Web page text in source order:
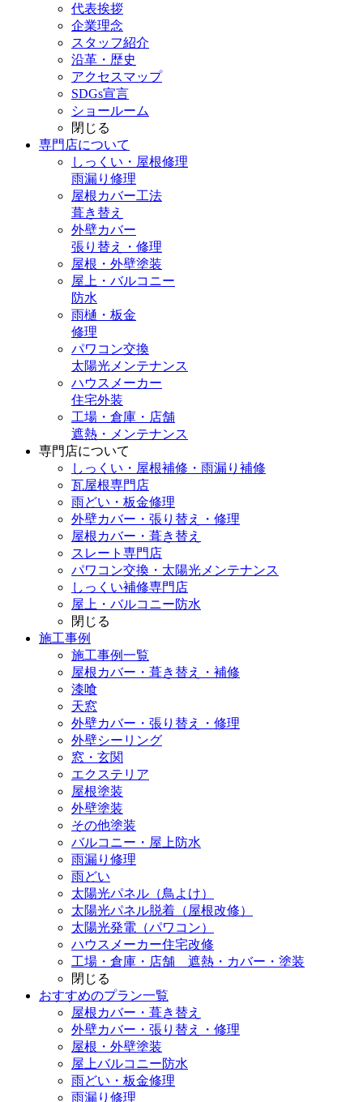
代表挨拶
企業理念
スタッフ紹介
沿革・歴史
アクセスマップ
SDGs宣言
ショールーム
閉じる
専門店について
しっくい・屋根修理
雨漏り修理
屋根カバー工法
葺き替え
外壁カバー
張り替え・修理
屋根・外壁塗装
屋上・バルコニー
防水
雨樋・板金
修理
パワコン交換
太陽光メンテナンス
ハウスメーカー
住宅外装
工場・倉庫・店舗
遮熱・メンテナンス
専門店について
しっくい・屋根補修・雨漏り補修
瓦屋根専門店
雨どい・板金修理
外壁カバー・張り替え・修理
屋根カバー・葺き替え
スレート専門店
パワコン交換・太陽光メンテナンス
しっくい補修専門店
屋上・バルコニー防水
閉じる
施工事例
施工事例一覧
屋根カバー・葺き替え・補修
漆喰
天窓
外壁カバー・張り替え・修理
外壁シーリング
窓・玄関
エクステリア
屋根塗装
外壁塗装
その他塗装
バルコニー・屋上防水
雨漏り修理
雨どい
太陽光パネル（鳥よけ）
太陽光パネル脱着（屋根改修）
太陽光発電（パワコン）
ハウスメーカー住宅改修
工場・倉庫・店舗 遮熱・カバー・塗装
閉じる
おすすめのプラン一覧
屋根カバー・葺き替え
外壁カバー・張り替え・修理
屋根・外壁塗装
屋上バルコニー防水
雨どい・板金修理
雨漏り修理